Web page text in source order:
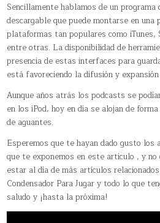
Sencillamente hablamos de un
descargable que puede montarse en una
plataformas tan populares como iTunes,
entre otras. La disponibilidad de
presencia de estas interfaces para
está favoreciendo la difusión y
Aunque años atrás los podcasts se
en los iPod, hoy en día se alojan de
de aguantes.
Esperemos que te hayan dado gusto los
que te exponemos en este articulo , y
estar al día de más artículos
Condensador Para Jugar y todo lo que
saludo y ¡hasta la próxima!